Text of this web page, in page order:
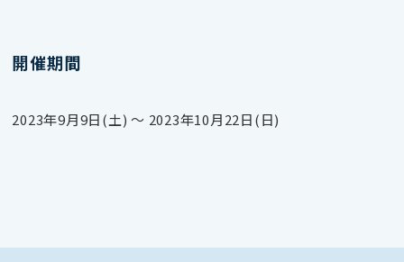
開催期間
2023年9月9日(土) 〜 2023年10月22日(日)